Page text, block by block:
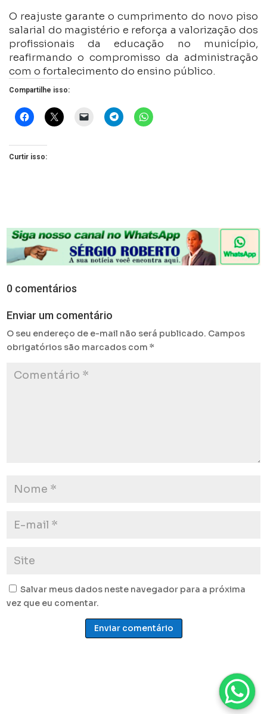
O reajuste garante o cumprimento do novo piso
salarial do magistério e reforça a valorização dos
profissionais da educação no município,
reafirmando o compromisso da administração
com o fortalecimento do ensino público.
Compartilhe isso:
Curtir isso:
0 comentários
Enviar um comentário
O seu endereço de e-mail não será publicado. Campos
obrigatórios são marcados com*
Salvar meus dados neste navegador para a próxima
vez que eu comentar.
Enviar comentário